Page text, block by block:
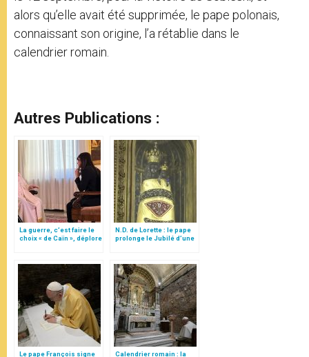
alors qu’elle avait été supprimée, le pape polonais,
connaissant son origine, l’a rétablie dans le
calendrier romain.
Autres Publications :
La guerre, c’est faire le
choix « de Caïn », déplore
N.D. de Lorette : le pape
prolonge le Jubilé d’une
Le pape François signe
Calendrier romain : la